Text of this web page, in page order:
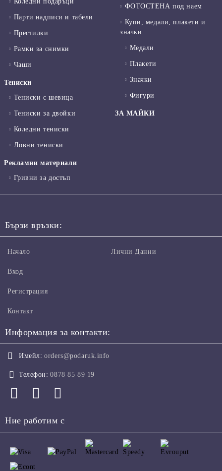
Парти надписи и табели
Престилки
Рамки за снимки
Чаши
Тениски
Тениски с шевица
Тениски за двойки
Коледни тениски
Ловни тениски
Рекламни материали
Гривни за достъп
ФОТОСТЕНА под наем
Купи, медали, плакети и
значки
Медали
Плакети
Значки
Фигури
ЗА МАЙКИ
Бързи връзки:
Начало
Вход
Регистрация
Контакт
Лични Данни
Информация за контакти:
Имейл: orders@podaruk.info
Телефон: 0878 85 89 19
Ние работим с